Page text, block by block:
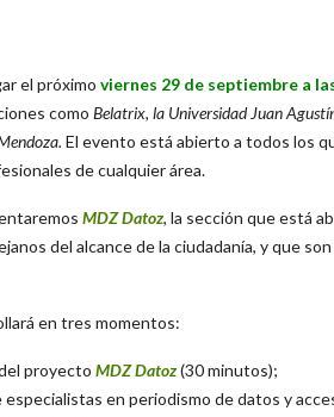
el próximo viernes 29 de septiembre a
como Belatrix, la Universidad Juan
El evento está abierto a todos los
de cualquier área.
MDZ Datoz, la sección que está
del alcance de la ciudadanía, y que
en tres momentos:
proyecto MDZ Datoz(30 minutos);
especialistas en periodismo de datos y